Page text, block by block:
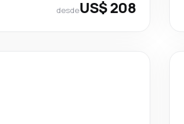
desdeUS$ 208